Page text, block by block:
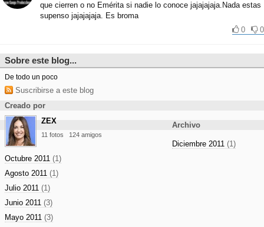
que cierren o no Emérita si nadie lo conoce jajajajaja.Nada estas
supenso jajajajaja. Es broma
0
0
Sobre este blog...
De todo un poco
Suscribirse a este blog
Creado por
ZEX
11 fotos 124 amigos
Archivo
Diciembre 2011 (1)
Octubre 2011 (1)
Agosto 2011 (1)
Julio 2011 (1)
Junio 2011 (3)
Mayo 2011 (3)